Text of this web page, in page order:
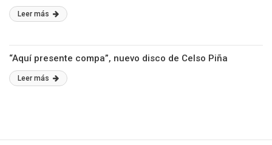
Leer más
“Aquí presente compa”, nuevo disco de Celso Piña
Leer más